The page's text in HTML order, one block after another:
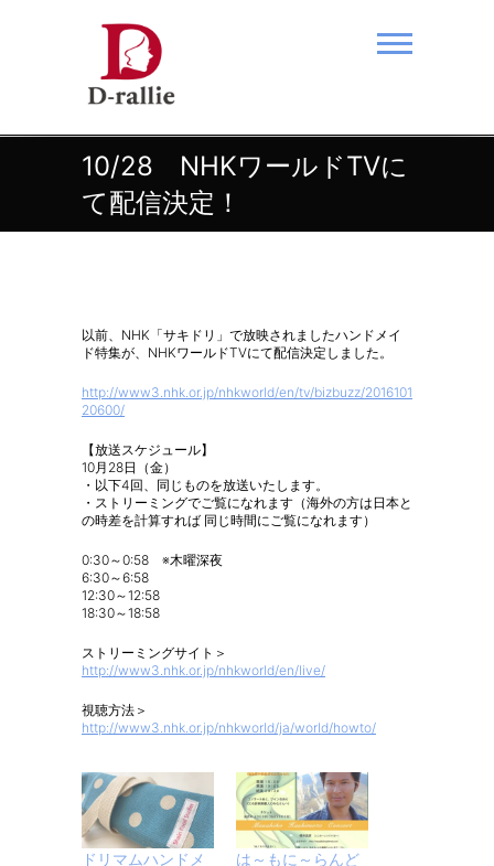
あなたの夢をおつなぎします。
10/28 NHKワールドTVに
て配信決定！
以前、NHK「サキドリ」で放映されましたハンドメイ
ド特集が、NHKワールドTVにて配信決定しました。
http://www3.nhk.or.jp/nhkworld/en/tv/bizbuzz/2016101
20600/
【放送スケジュール】
10月28日（金）
・以下4回、同じものを放送いたします。
・ストリーミングでご覧になれます（海外の方は日本と
の時差を計算すれば 同じ時間にご覧になれます）
0:30～0:58 ※木曜深夜
6:30～6:58
12:30～12:58
18:30～18:58
ストリーミングサイト＞
http://www3.nhk.or.jp/nhkworld/en/live/
視聴方法＞
http://www3.nhk.or.jp/nhkworld/ja/world/howto/
ドリマムハンドメ
は～もに～らんど